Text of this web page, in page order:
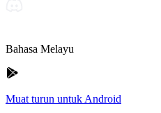
Bahasa Melayu
Muat turun untuk Android